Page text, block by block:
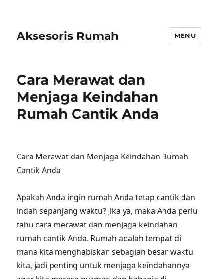
Aksesoris Rumah MENU
Cara Merawat dan
Menjaga Keindahan
Rumah Cantik Anda
Cara Merawat dan Menjaga Keindahan Rumah
Cantik Anda
Apakah Anda ingin rumah Anda tetap cantik dan
indah sepanjang waktu? Jika ya, maka Anda perlu
tahu cara merawat dan menjaga keindahan
rumah cantik Anda. Rumah adalah tempat di
mana kita menghabiskan sebagian besar waktu
kita, jadi penting untuk menjaga keindahannya